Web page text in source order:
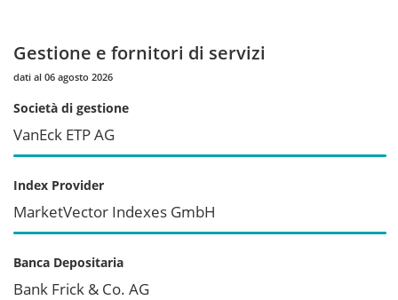
Gestione e fornitori di servizi
dati al 06 agosto 2026
Società di gestione
VanEck ETP AG
Index Provider
MarketVector Indexes GmbH
Banca Depositaria
Bank Frick & Co. AG